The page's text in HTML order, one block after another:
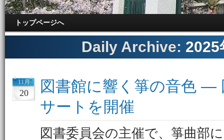
トップページへ
Daily Archive: 2025
11月
20
図書館に響く箏の音色 ―
サートを開催
図書委員会の主催で、箏曲部